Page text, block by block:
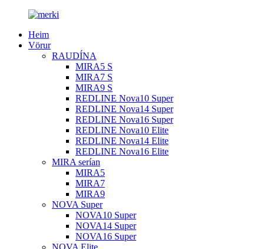
Heim
Vörur
RAUDÍNA
MIRA5 S
MIRA7 S
MIRA9 S
REDLINE Nova10 Super
REDLINE Nova14 Super
REDLINE Nova16 Super
REDLINE Nova10 Elite
REDLINE Nova14 Elite
REDLINE Nova16 Elite
MIRA serían
MIRA5
MIRA7
MIRA9
NOVA Super
NOVA10 Super
NOVA14 Super
NOVA16 Super
NOVA Elite